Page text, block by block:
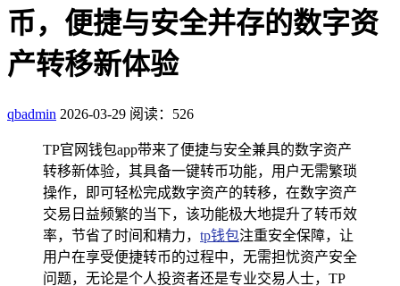
币，便捷与安全并存的数字资
产转移新体验
qbadmin 2026-03-29 阅读：526
TP官网钱包app带来了便捷与安全兼具的数字资产
转移新体验，其具备一键转币功能，用户无需繁琐
操作，即可轻松完成数字资产的转移，在数字资产
交易日益频繁的当下，该功能极大地提升了转币效
率，节省了时间和精力， tp钱包注重安全保障，让
用户在享受便捷转币的过程中，无需担忧资产安全
问题，无论是个人投资者还是专业交易人士，TP